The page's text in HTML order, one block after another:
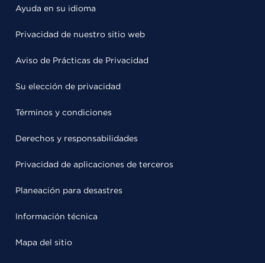
Ayuda en su idioma
Privacidad de nuestro sitio web
Aviso de Prácticas de Privacidad
Su elección de privacidad
Términos y condiciones
Derechos y responsabilidades
Privacidad de aplicaciones de terceros
Planeación para desastres
Información técnica
Mapa del sitio